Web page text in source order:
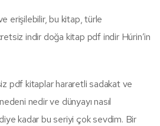
erişilebilir, bu kitap, türle
indir doğa kitap pdf indir Húrin’in
pdf kitaplar hararetli sadakat ve
nedir ve dünyayı nasıl
kadar bu seriyi çok sevdim. Bir